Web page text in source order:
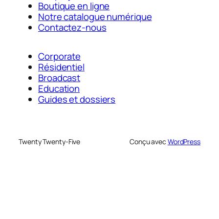
Boutique en ligne
Notre catalogue numérique
Contactez-nous
Corporate
Résidentiel
Broadcast
Education
Guides et dossiers
Twenty Twenty-Five Conçu avec WordPress